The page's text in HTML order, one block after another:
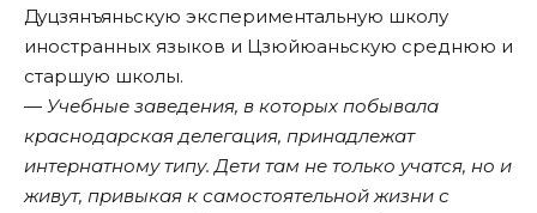
Дуцзянъяньскую экспериментальную школу
иностранных языков и Цзюйюаньскую среднюю и
старшую школы.
— Учебные заведения, в которых побывала
краснодарская делегация, принадлежат
интернатному типу. Дети там не только учатся, но и
живут, привыкая к самостоятельной жизни с